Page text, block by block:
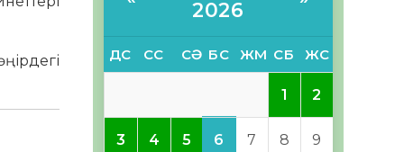
2026
ДС СС СӘ БС ЖМ СБ ЖС
1 2
3 4 5 6 7 8 9